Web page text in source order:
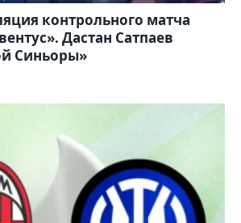
контрольного матча
Дастан Сатпаев
Синьоры»